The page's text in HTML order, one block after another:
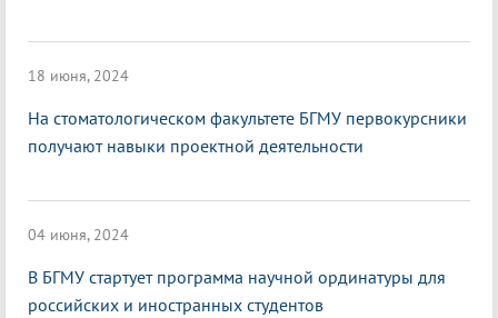
18 июня, 2024
На стоматологическом факультете БГМУ первокурсники
получают навыки проектной деятельности
04 июня, 2024
В БГМУ стартует программа научной ординатуры для
российских и иностранных студентов